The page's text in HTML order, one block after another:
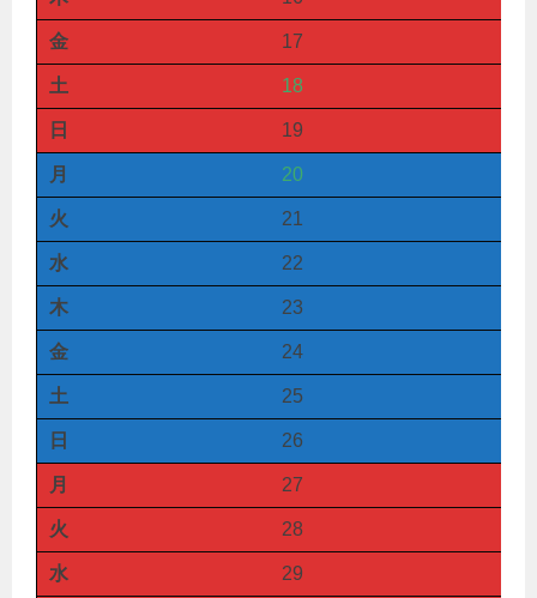
金 17
土 18
日 19
月 20
火 21
水 22
木 23
金 24
土 25
日 26
月 27
火 28
水 29